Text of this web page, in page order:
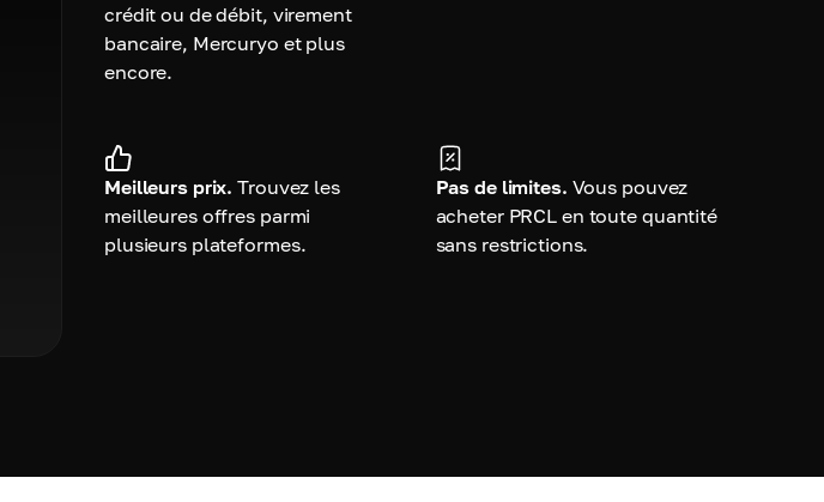
crédit ou de débit, virement
bancaire, Mercuryo et plus
encore.
Meilleurs prix. Trouvez les
meilleures offres parmi
plusieurs plateformes.
Pas de limites. Vous pouvez
acheter PRCL en toute quantité
sans restrictions.